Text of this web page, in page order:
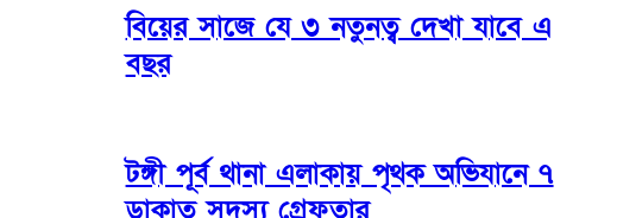
বিয়ের সাজে যে ৩ নতুনত্ব দেখা যাবে এ
বছর
টঙ্গী পূর্ব থানা এলাকায় পৃথক অভিযানে ৭
ডাকাত সদস্য গ্রেফতার